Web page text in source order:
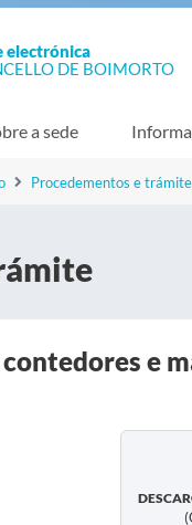
electrónica
DE BOIMORTO
a sede
Procedementos e
e